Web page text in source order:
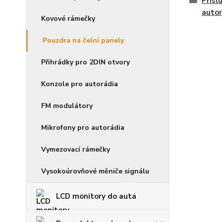
Kovové rámečky
Pouzdra na čelní panely
Přihrádky pro 2DIN otvory
Konzole pro autorádia
FM modulátory
Mikrofony pro autorádia
Vymezovací rámečky
Vysokoúrovňové měniče signálu
LCD monitory do auta